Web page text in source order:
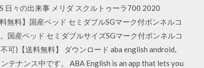
日々の出来事 メリダ スクルトゥーラ700 2020
無料】国産ベッド セミダブルSGマーク付ボンネルコ
国産ベッド セミダブルサイズSGマーク付ボンネルコ
可)【送料無料】 ダウンロード aba english android,
テナンス中です。 ABA English is an app that lets you